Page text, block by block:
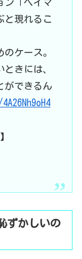
ン「ベイマ
と現れるこ
ケース。
きには、
ができるん
ずかしいの